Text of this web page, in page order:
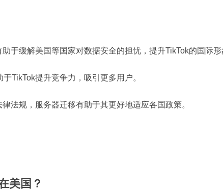
于缓解美国等国家对数据安全的担忧，提升TikTok的国际形
TikTok提升竞争力，吸引更多用户。
法规，服务器迁移有助于其更好地适应各国政策。
美国？